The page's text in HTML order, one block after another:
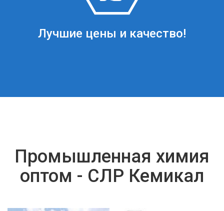
Лучшие цены и качество!
Промышленная химия
оптом - СЛР Кемикал